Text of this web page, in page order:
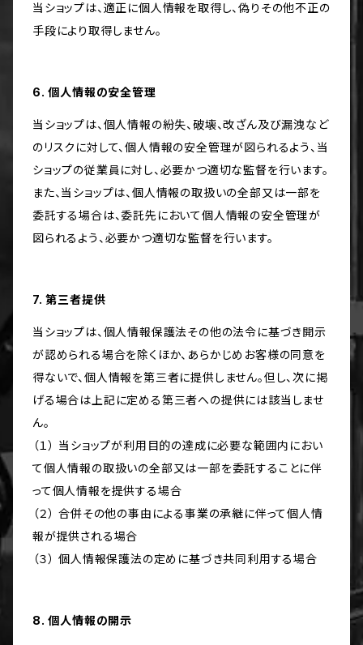
当ショップは、適正に個人情報を取得し、偽りその他不正の
手段により取得しません。
6. 個人情報の安全管理
当ショップは、個人情報の紛失、破壊、改ざん及び漏洩など
のリスクに対して、個人情報の安全管理が図られるよう、当
ショップの従業員に対し、必要かつ適切な監督を行います。
また、当ショップは、個人情報の取扱いの全部又は一部を
委託する場合は、委託先において個人情報の安全管理が
図られるよう、必要かつ適切な監督を行います。
7. 第三者提供
当ショップは、個人情報保護法その他の法令に基づき開示
が認められる場合を除くほか、あらかじめお客様の同意を
得ないで、個人情報を第三者に提供しません。但し、次に掲
げる場合は上記に定める第三者への提供には該当しませ
ん。
（１） 当ショップが利用目的の達成に必要な範囲内におい
て個人情報の取扱いの全部又は一部を委託することに伴
って個人情報を提供する場合
（２） 合併その他の事由による事業の承継に伴って個人情
報が提供される場合
（３） 個人情報保護法の定めに基づき共同利用する場合
8. 個人情報の開示